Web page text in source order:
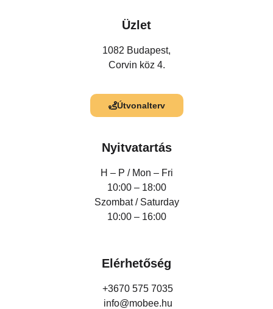
Üzlet
1082 Budapest,
Corvin köz 4.
Útvonalterv
Nyitvatartás
H – P / Mon – Fri
10:00 – 18:00
Szombat / Saturday
10:00 – 16:00
Elérhetőség
+3670 575 7035
info@mobee.hu